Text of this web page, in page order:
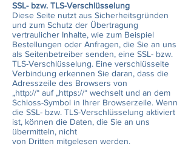
SSL- bzw. TLS-Verschlüsselung
Diese Seite nutzt aus Sicherheitsgründen
und zum Schutz der Übertragung
vertraulicher Inhalte, wie zum Beispiel
Bestellungen oder Anfragen, die Sie an uns
als Seitenbetreiber senden, eine SSL- bzw.
TLS-Verschlüsselung. Eine verschlüsselte
Verbindung erkennen Sie daran, dass die
Adresszeile des Browsers von
„http://“ auf „https://“ wechselt und an dem
Schloss-Symbol in Ihrer Browserzeile. Wenn
die SSL- bzw. TLS-Verschlüsselung aktiviert
ist, können die Daten, die Sie an uns
übermitteln, nicht
von Dritten mitgelesen werden.